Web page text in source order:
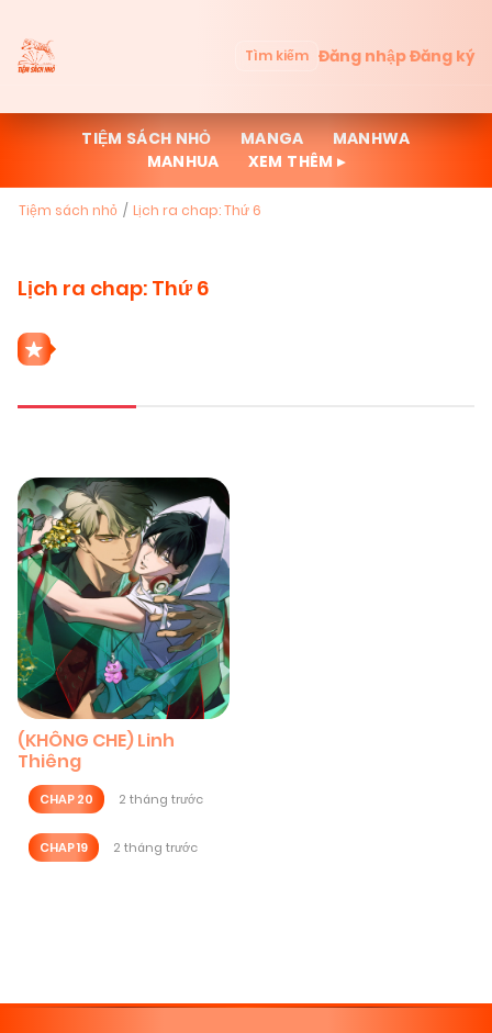
Tìm kiếm Đăng nhậpĐăng ký
TIỆM SÁCH NHỎ MANGA
MANHWA
MANHUA
XEM THÊM ▸
Tiệm sách nhỏ Lịch ra chap: Thứ 6
Lịch ra chap: Thứ 6
(KHÔNG CHE) Linh
Thiêng
CHAP 20 2 tháng trước
CHAP 19 2 tháng trước